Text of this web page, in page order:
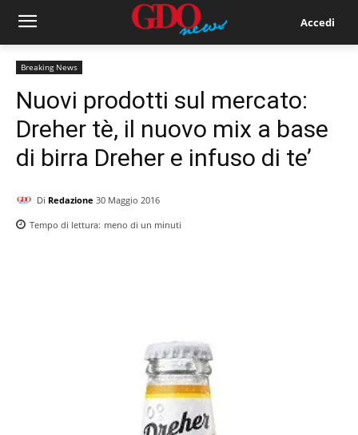
Accedi
Breaking News
Nuovi prodotti sul mercato:
Dreher tè, il nuovo mix a base
di birra Dreher e infuso di te’
Di Redazione 30 Maggio 2016
Tempo di lettura: meno di un minuti